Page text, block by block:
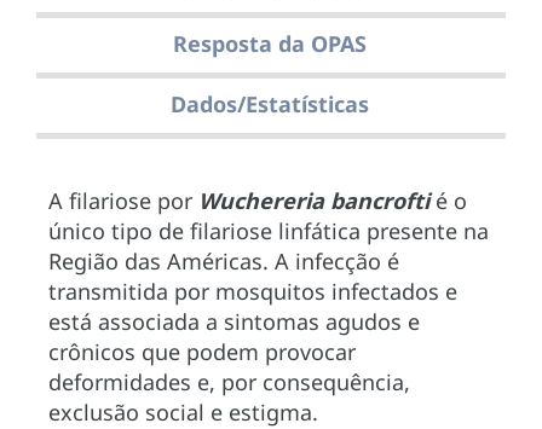
Resposta da OPAS
Dados/Estatísticas
A filariose por Wuchereria bancroftié o
único tipo de filariose linfática presente na
Região das Américas. A infecção é
transmitida por mosquitos infectados e
está associada a sintomas agudos e
crônicos que podem provocar
deformidades e, por consequência,
exclusão social e estigma.